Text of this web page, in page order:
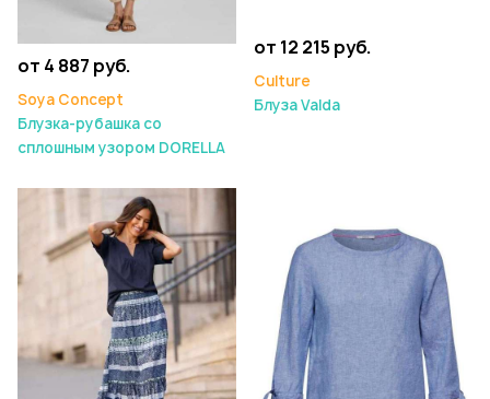
от 4 887 руб.
Soya Concept
Блузка-рубашка со
сплошным узором DORELLA
от 12 215 руб.
Culture
Блуза Valda